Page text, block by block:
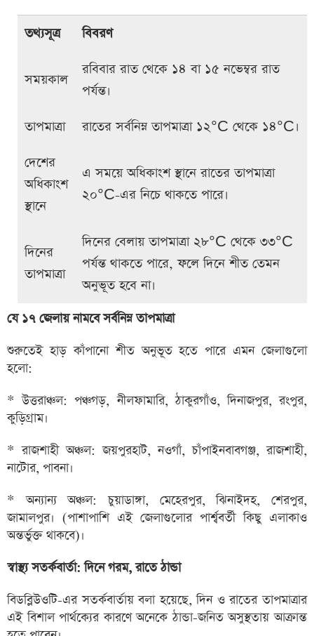
তথ্যসূত্র বিবরণ
সময়কাল
রবিবার রাত থেকে ১৪ বা ১৫ নভেম্বর রাত
পর্যন্ত।
তাপমাত্রা রাতের সর্বনিম্ন তাপমাত্রা ১২°C থেকে ১৪°C।
দেশের
অধিকাংশ
স্থানে
এ সময়ে অধিকাংশ স্থানে রাতের তাপমাত্রা
২০°C-এর নিচে থাকতে পারে।
দিনের
তাপমাত্রা
দিনের বেলায় তাপমাত্রা ২৮°C থেকে ৩৩°C
পর্যন্ত থাকতে পারে, ফলে দিনে শীত তেমন
অনুভূত হবে না।
যে ১৭ জেলায় নামবে সর্বনিম্ন তাপমাত্রা
শুরুতেই হাড় কাঁপানো শীত অনুভূত হতে পারে এমন জেলাগুলো
হলো:
* উত্তরাঞ্চল: পঞ্চগড়, নীলফামারি, ঠাকুরগাঁও, দিনাজপুর, রংপুর,
কুড়িগ্রাম।
* রাজশাহী অঞ্চল: জয়পুরহাট, নওগাঁ, চাঁপাইনবাবগঞ্জ, রাজশাহী,
নাটোর, পাবনা।
* অন্যান্য অঞ্চল: চুয়াডাঙ্গা, মেহেরপুর, ঝিনাইদহ, শেরপুর,
জামালপুর। (পাশাপাশি এই জেলাগুলোর পার্শ্ববর্তী কিছু এলাকাও
অন্তর্ভুক্ত থাকবে)।
স্বাস্থ্য সতর্কবার্তা: দিনে গরম, রাতে ঠান্ডা
বিডব্লিউওটি-এর সতর্কবার্তায় বলা হয়েছে, দিন ও রাতের তাপমাত্রার
এই বিশাল পার্থক্যের কারণে অনেকে ঠান্ডা-জনিত অসুস্থতায় আক্রান্ত